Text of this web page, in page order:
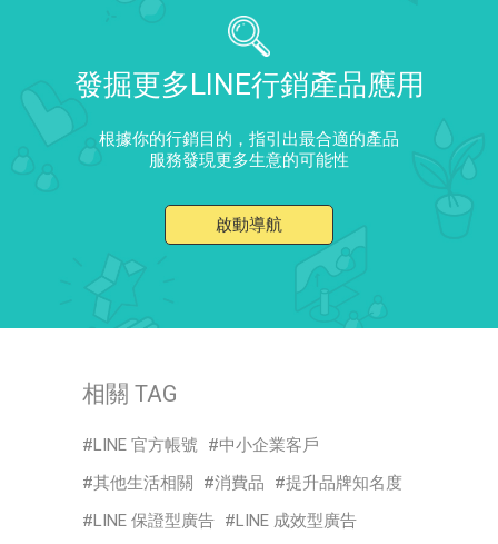
發掘更多LINE行銷產品應用
根據你的行銷目的，指引出最合適的產品
服務發現更多生意的可能性
啟動導航
相關 TAG
LINE 官方帳號
中小企業客戶
其他生活相關
消費品
提升品牌知名度
LINE 保證型廣告
LINE 成效型廣告